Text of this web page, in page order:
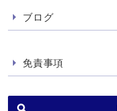
ブログ
免責事項